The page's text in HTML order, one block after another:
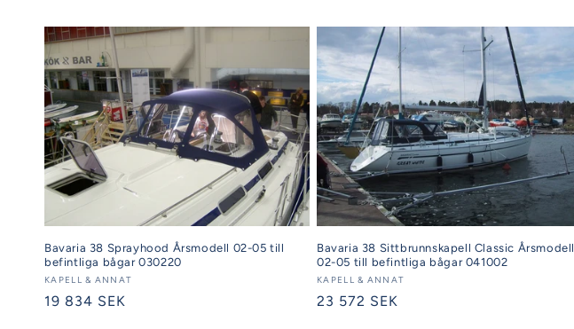
Bavaria 38 Sprayhood Årsmodell 02-05 till
befintliga bågar 030220
Säljare:
KAPELL & ANNAT
Ordinarie
19 834 SEK
Bavaria 38 Sittbrunnskapell Classic Årsmodell
02-05 till befintliga bågar 041002
Säljare:
KAPELL & ANNAT
Ordinarie
23 572 SEK